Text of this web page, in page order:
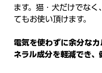
ます。猫・犬だけでな
てもお使い頂けます。
電気を使わずに余分な
ネラル成分を軽減でき、